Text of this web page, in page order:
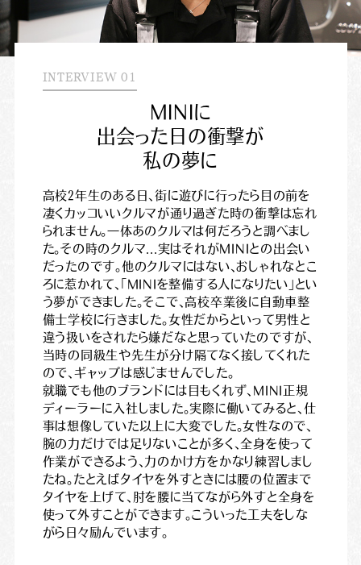
INTERVIEW 01
M N に
出会った 日 の衝撃が
私の夢に
高校2年生のある日、街に遊びに行ったら目の前を
凄くカッコいいクルマが通り過ぎた時の衝撃は忘れ
られません。一体あのクルマは何だろうと調べまし
た。その時のクルマ...実はそれがMINIとの出会い
だったのです。他のクルマにはない、おしゃれなとこ
ろに惹かれて、「MINIを整備する人になりたい」とい
う夢ができました。そこで、高校卒業後に自動車整
備士学校に行きました。女性だからといって男性と
違う扱いをされたら嫌だなと思っていたのですが、
当時の同級生や先生が分け隔てなく接してくれた
ので、ギャップは感じませんでした。
就職でも他のブランドには目もくれず、MINI正規
ディーラーに入社しました。実際に働いてみると、仕
事は想像していた以上に大変でした。女性なので、
腕の力だけでは足りないことが多く、全身を使って
作業ができるよう、力のかけ方をかなり練習しまし
たね。たとえばタイヤを外すときには腰の位置まで
タイヤを上げて、肘を腰に当てながら外すと全身を
使って外すことができます。こういった工夫をしな
がら日々励んでいます。